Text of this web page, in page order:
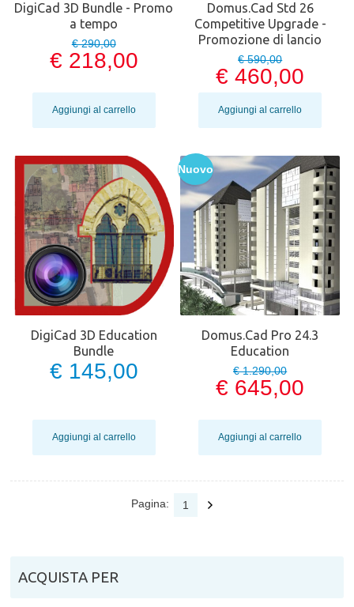
DigiCad 3D Bundle - Promo
a tempo
€ 290,00
€ 218,00
Aggiungi al carrello
Domus.Cad Std 26
Competitive Upgrade -
Promozione di lancio
€ 590,00
€ 460,00
Aggiungi al carrello
DigiCad 3D Education
Bundle
€ 145,00
Aggiungi al carrello
Nuovo
Domus.Cad Pro 24.3
Education
€ 1.290,00
€ 645,00
Aggiungi al carrello
Pagina: 1
ACQUISTA PER